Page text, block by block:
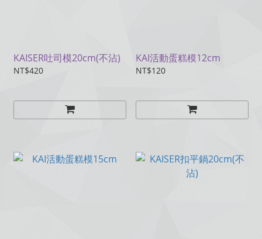
KAISER吐司模20cm(不沾)
NT$420
KAI活動蛋糕模12cm
NT$120